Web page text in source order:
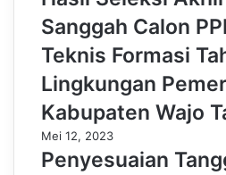
Sanggah Calon
Teknis Formasi
Lingkungan
Kabupaten Wajo
Mei 12, 2023
Penyesuaian